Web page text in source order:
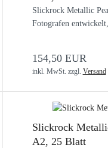
Slickrock Metallic
Fotografen
154,50 EUR
inkl. MwSt. zzgl. Versand
Slickrock
A2, 25 Blatt